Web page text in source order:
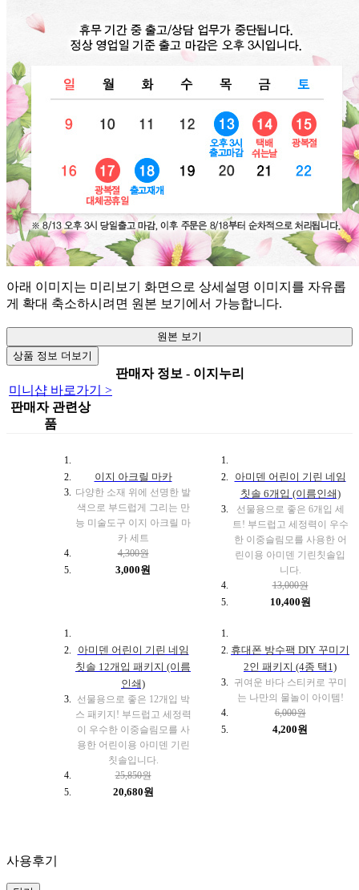
아래 이미지는 미리보기 화면으로 상세설명 이미지를 자유롭
게 확대 축소하시려면 원본 보기에서 가능합니다.
원본 보기
상품 정보 더보기
판매자 정보 - 이지누리
미니샵 바로가기 >
판매자 관련상
품
이지 아크릴 마카
다양한 소재 위에 선명한 발
색으로 부드럽게 그리는 만
능 미술도구 이지 아크릴 마
카 세트
4,300원
3,000원
아미덴 어린이 기린 네임
칫솔 6개입 (이름인쇄)
선물용으로 좋은 6개입 세
트! 부드럽고 세정력이 우수
한 이중슬림모를 사용한 어
린이용 아미덴 기린칫솔입
니다.
13,000원
10,400원
아미덴 어린이 기린 네임
칫솔 12개입 패키지 (이름
인쇄)
선물용으로 좋은 12개입 박
스 패키지! 부드럽고 세정력
이 우수한 이중슬림모를 사
용한 어린이용 아미덴 기린
칫솔입니다.
25,850원
20,680원
휴대폰 방수팩 DIY 꾸미기
2인 패키지 (4종 택1)
귀여운 바다 스티커로 꾸미
는 나만의 물놀이 아이템!
6,000원
4,200원
사용후기